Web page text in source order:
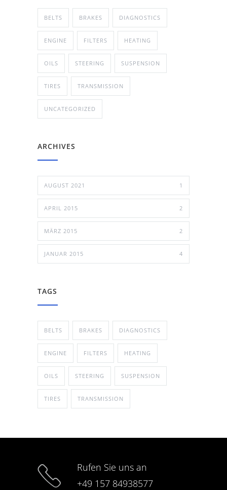
BELTS BRAKES DIAGNOSTICS
ENGINE FILTERS HEATING
OILS STEERING SUSPENSION
TIRES TRANSMISSION
UNCATEGORIZED
ARCHIVES
AUGUST 2021 1
APRIL 2015 2
MÄRZ 2015 2
JANUAR 2015 4
TAGS
BELTS BRAKES DIAGNOSTICS
ENGINE FILTERS HEATING
OILS STEERING SUSPENSION
TIRES TRANSMISSION
Rufen Sie uns an
+49 157 84938577